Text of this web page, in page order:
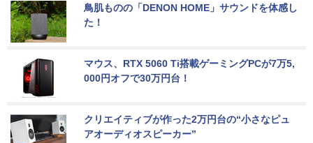
鳥肌ものの「DENON HOME」サウンドを体感し
た！
マウス、RTX 5060 Ti搭載ゲーミングPCが7万5,
000円オフで30万円台！
クリエイティブが作った2万円台の“小さなピュ
アオーディオスピーカー”